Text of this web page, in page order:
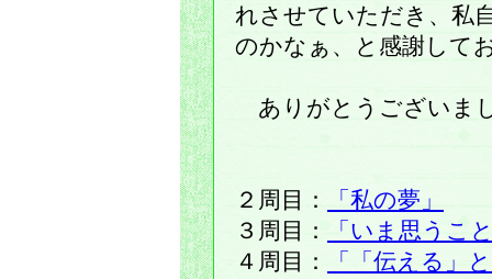
れさせていただき、私
のかなぁ、と感謝して
ありがとうございま
２周目：
「私の夢」
３周目：
「いま思うこ
４周目：
「「伝える」